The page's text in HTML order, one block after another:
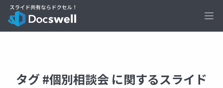
タグ #個別相談会 に関するスライド